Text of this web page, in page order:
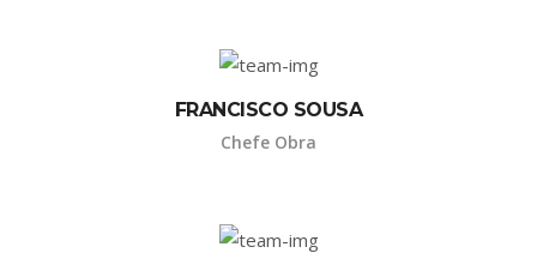
FRANCISCO SOUSA
Chefe Obra